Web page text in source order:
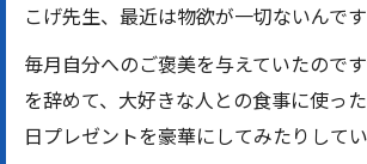
こげ先生、最近は物欲が一切ないんで
毎月自分へのご褒美を与えていたので
を辞めて、大好きな人との食事に使っ
日プレゼントを豪華にしてみたりして